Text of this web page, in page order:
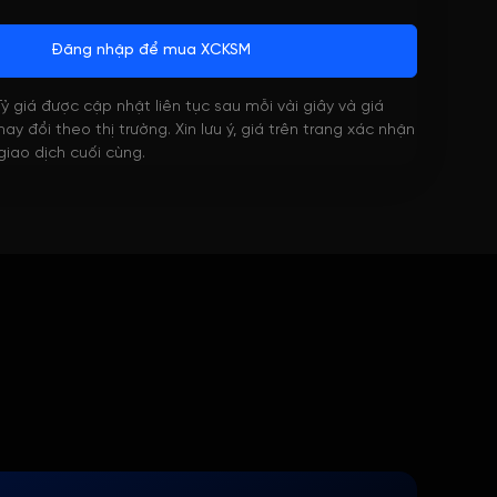
Đăng nhập để mua XCKSM
giá được cập nhật liên tục sau mỗi vài giây và giá
đổi theo thị trường. Xin lưu ý, giá trên trang xác nhận
dịch cuối cùng.